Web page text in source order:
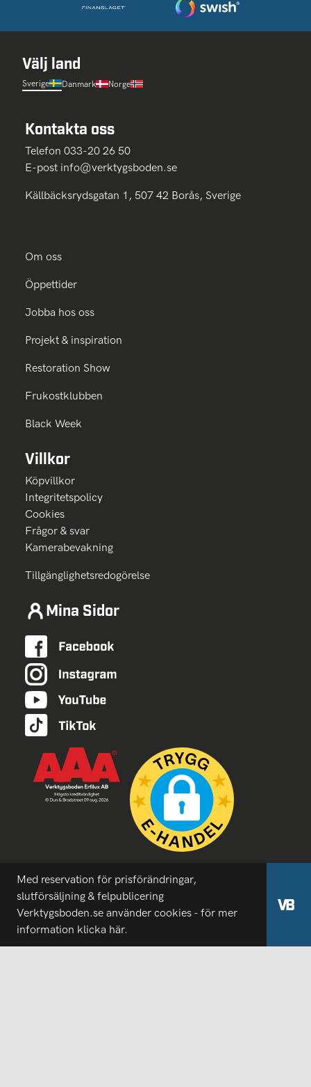
Välj land
Sverige Danmark Norge
Kontakta oss
Telefon 033-20 26 50
E-post info@verktygsboden.se
Källbäcksrydsgatan 1, 507 42 Borås, Sverige
Om oss
Öppettider
Jobba hos oss
Projekt & inspiration
Restoration Show
Frukostklubben
Black Week
Villkor
Köpvillkor
Integritetspolicy
Cookies
Frågor & svar
Kamerabevakning
Tillgänglighetsredogörelse
Mina Sidor
Med reservation för prisförändringar,
slutförsäljning & felpublicering
Verktygsboden.se använder cookies - för mer
information klicka här.